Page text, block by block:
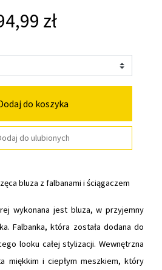
zł
do koszyka
do ulubionych
bluza z falbanami i ściągaczem
wykonana jest bluza, w przyjemny
Falbanka, która została dodana do
looku całej stylizacji. Wewnętrzna
miękkim i ciepłym meszkiem, który